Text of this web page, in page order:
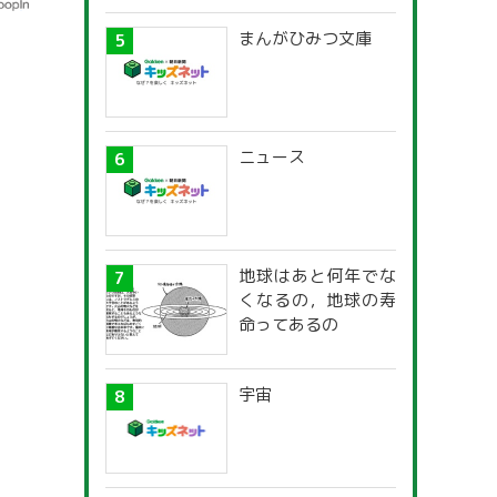
まんがひみつ文庫
ニュース
地球はあと何年でな
くなるの，地球の寿
命ってあるの
宇宙